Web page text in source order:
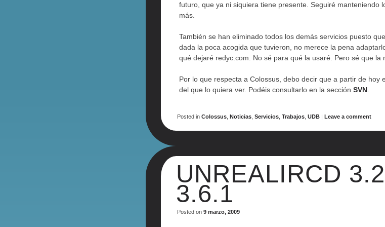
futuro, que ya ni siquiera tiene presente. Seguiré manteniendo
más.
También se han eliminado todos los demás servicios puesto
dada la poca acogida que tuvieron, no merece la pena
qué dejaré redyc.com. No sé para qué la usaré. Pero sé que la
Por lo que respecta a Colossus, debo decir que a partir de hoy
del que lo quiera ver. Podéis consultarlo en la secciónSVN.
Posted inColossus ,Noticias ,Servicios ,Trabajos ,UDB |Leave a comment
UNREALIRCD
3.6.1
Posted on9 marzo, 2009